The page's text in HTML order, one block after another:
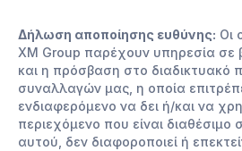
Δήλωση αποποίησης ευθύνης: Οι
XM Group παρέχουν υπηρεσία σε
και η πρόσβαση στο διαδικτυακό
συναλλαγών μας, η οποία
ενδιαφερόμενο να δει ή/και να
περιεχόμενο που είναι
αυτού, δεν διαφοροποιεί ή